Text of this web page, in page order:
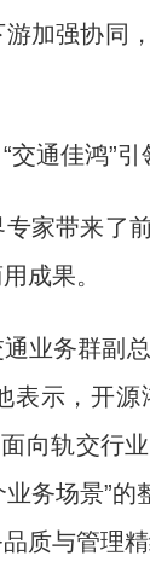
加强协同
通佳鸿”引
带来了前
成果。
务群副总
表示，开
向轨交行
务场景”
质与管理精